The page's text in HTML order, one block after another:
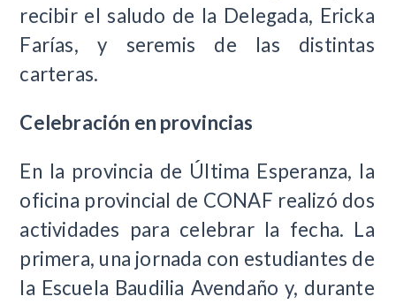
recibir el saludo de la Delegada, Ericka
Farías, y seremis de las distintas
carteras.
Celebración en provincias
En la provincia de Última Esperanza, la
oficina provincial de CONAF realizó dos
actividades para celebrar la fecha. La
primera, una jornada con estudiantes de
la Escuela Baudilia Avendaño y, durante